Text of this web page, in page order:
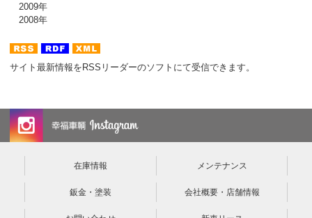
2009年
2008年
サイト最新情報をRSSリーダーのソフトにて受信できます。
在庫情報 メンテナンス
鈑金・塗装 会社概要・店舗情報